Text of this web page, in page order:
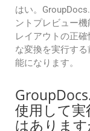
はい。
ントプレビュー
レイアウトの正
な変換を実行す
能になります。
使用して
はあります